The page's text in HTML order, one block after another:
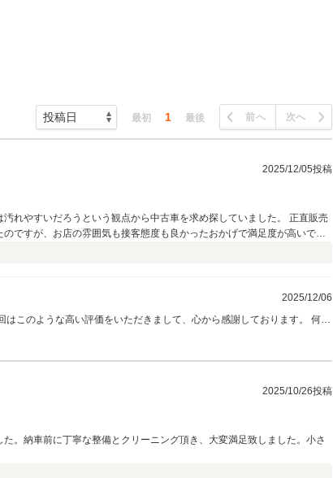
最初 1 最後 前へ 次へ
2025/12/05投稿
れやすいだろうという観点から中古車を求め探していました。 正直販売
ですが、お店の雰囲気も接客態度も良かったおかげで満足度が高いで
敵なご縁をありがとうございました。
2025/12/06
このような高い評価をいただきまして、心から感謝しております。 何か
2025/10/26投稿
。納車前に丁寧な整備とクリーニング頂き、大変満足致しました。小さ